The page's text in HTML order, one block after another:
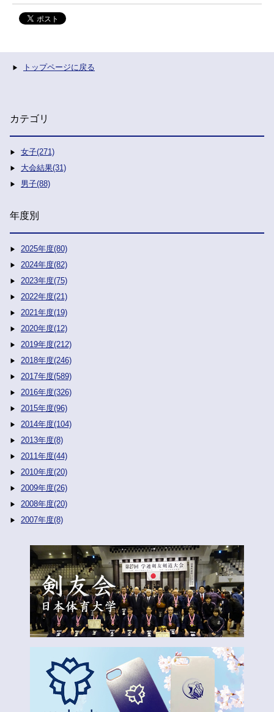
トップページに戻る
カテゴリ
女子(271)
大会結果(31)
男子(88)
年度別
2025年度(80)
2024年度(82)
2023年度(75)
2022年度(21)
2021年度(19)
2020年度(12)
2019年度(212)
2018年度(246)
2017年度(589)
2016年度(326)
2015年度(96)
2014年度(104)
2013年度(8)
2011年度(44)
2010年度(20)
2009年度(26)
2008年度(20)
2007年度(8)